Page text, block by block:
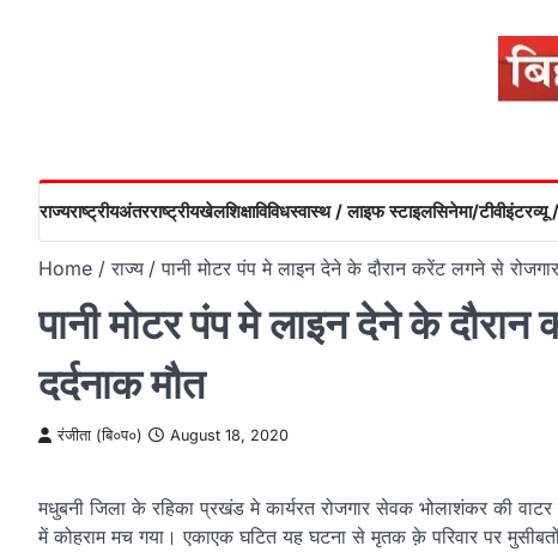
राज्यराष्ट्रीयअंतरराष्ट्रीयखेलशिक्षाविविधस्वास्थ / लाइफ स्टाइलसिनेमा/टीवीइंटरव्यू
Home राज्य पानी मोटर पंप मे लाइन देने के दौरान करेंट लगने से
पानी मोटर पंप मे लाइन देने के
दर्दनाक मौत
रंजीता (बि०प०) August 18, 2020
मधुबनी जिला के रहिका प्रखंड मे कार्यरत रोजगार सेवक भोलाशंकर की
में कोहराम मच गया। एकाएक घटित यह घटना से मृतक क़े परिवार पर